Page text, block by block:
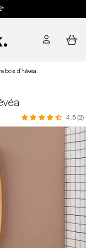
bois d'hévéa
4.5 (2)